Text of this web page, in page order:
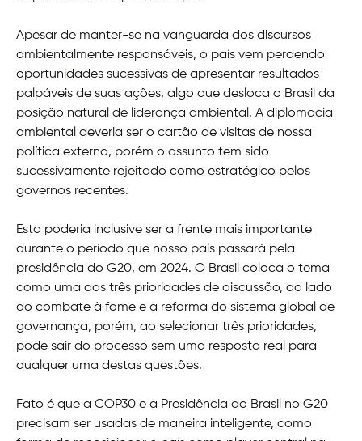
Apesar de manter-se na vanguarda dos discursos
ambientalmente responsáveis, o país vem perdendo
oportunidades sucessivas de apresentar resultados
palpáveis de suas ações, algo que desloca o Brasil da
posição natural de liderança ambiental. A diplomacia
ambiental deveria ser o cartão de visitas de nossa
política externa, porém o assunto tem sido
sucessivamente rejeitado como estratégico pelos
governos recentes.
Esta poderia inclusive ser a frente mais importante
durante o período que nosso país passará pela
presidência do G20, em 2024. O Brasil coloca o tema
como uma das três prioridades de discussão, ao lado
do combate à fome e a reforma do sistema global de
governança, porém, ao selecionar três prioridades,
pode sair do processo sem uma resposta real para
qualquer uma destas questões.
Fato é que a COP30 e a Presidência do Brasil no G20
precisam ser usadas de maneira inteligente, como